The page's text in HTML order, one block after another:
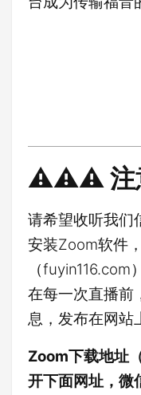
⚠️⚠️⚠️
请希望收听我们
安装Zoom软件
（
在每一次直播前
息，发布在网站
Zoom下载地址
开下面网址，微